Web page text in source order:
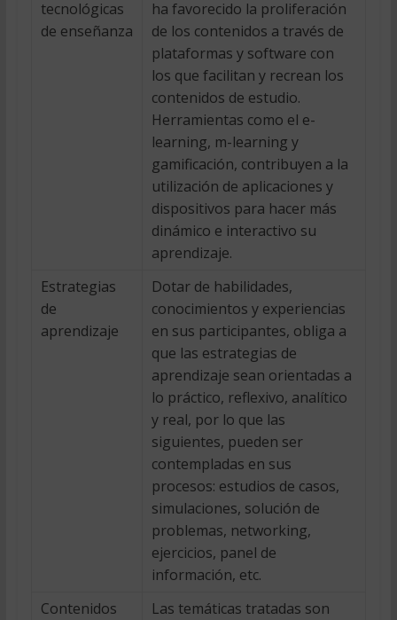
tecnológicas
de enseñanza
ha favorecido la proliferación
de los contenidos a través de
plataformas y software con
los que facilitan y recrean los
contenidos de estudio.
Herramientas como el e-
learning, m-learning y
gamificación, contribuyen a la
utilización de aplicaciones y
dispositivos para hacer más
dinámico e interactivo su
aprendizaje.
Estrategias
de
aprendizaje
Dotar de habilidades,
conocimientos y experiencias
en sus participantes, obliga a
que las estrategias de
aprendizaje sean orientadas a
lo práctico, reflexivo, analítico
y real, por lo que las
siguientes, pueden ser
contempladas en sus
procesos: estudios de casos,
simulaciones, solución de
problemas, networking,
ejercicios, panel de
información, etc.
Contenidos
Las temáticas tratadas son